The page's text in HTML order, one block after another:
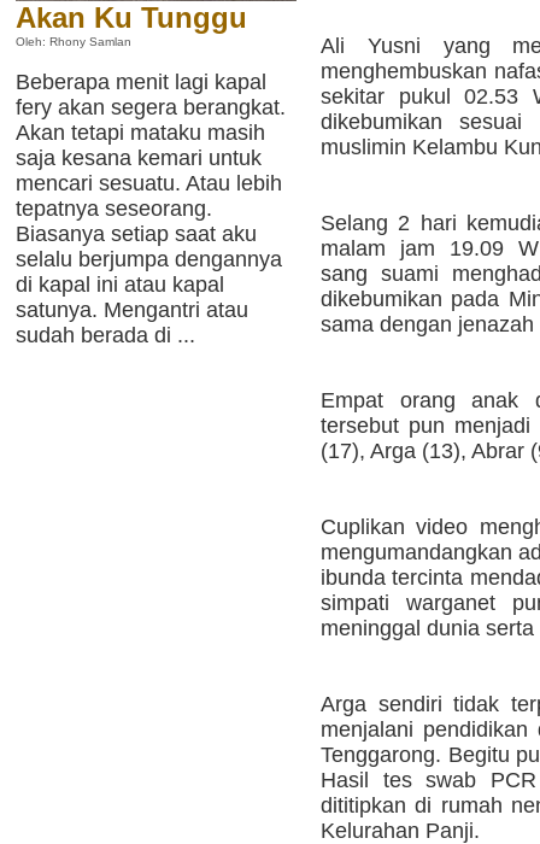
Akan Ku Tunggu
Oleh: Rhony Samlan
Beberapa menit lagi kapal
fery akan segera berangkat.
Akan tetapi mataku masih
saja kesana kemari untuk
mencari sesuatu. Atau lebih
tepatnya seseorang.
Biasanya setiap saat aku
selalu berjumpa dengannya
di kapal ini atau kapal
satunya. Mengantri atau
sudah berada di ...
Ali Yusni yang
menghembuskan
sekitar pukul 02.53
dikebumikan
muslimin Kelambu
Selang 2 hari
malam jam 19.09
sang suami
dikebumikan pada
sama dengan
Empat orang anak
tersebut pun
(17), Arga (13), Abrar
Cuplikan video
mengumandangkan
ibunda tercinta
simpati warganet
meninggal dunia
Arga sendiri tidak
menjalani
Tenggarong. Begitu
Hasil tes swab
dititipkan di rumah
Kelurahan Panji.